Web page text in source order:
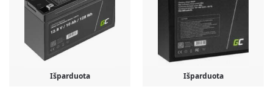
Išparduota Išparduota